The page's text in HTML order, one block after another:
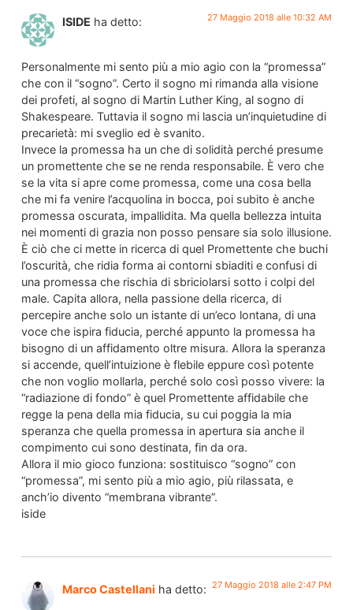
ISIDE ha detto: 27 Maggio 2018 alle 10:32 AM
Personalmente mi sento più a mio agio con la “promessa”
che con il “sogno”. Certo il sogno mi rimanda alla visione
dei profeti, al sogno di Martin Luther King, al sogno di
Shakespeare. Tuttavia il sogno mi lascia un’inquietudine di
precarietà: mi sveglio ed è svanito.
Invece la promessa ha un che di solidità perché presume
un promettente che se ne renda responsabile. È vero che
se la vita si apre come promessa, come una cosa bella
che mi fa venire l’acquolina in bocca, poi subito è anche
promessa oscurata, impallidita. Ma quella bellezza intuita
nei momenti di grazia non posso pensare sia solo illusione.
È ciò che ci mette in ricerca di quel Promettente che buchi
l’oscurità, che ridia forma ai contorni sbiaditi e confusi di
una promessa che rischia di sbriciolarsi sotto i colpi del
male. Capita allora, nella passione della ricerca, di
percepire anche solo un istante di un’eco lontana, di una
voce che ispira fiducia, perché appunto la promessa ha
bisogno di un affidamento oltre misura. Allora la speranza
si accende, quell’intuizione è flebile eppure così potente
che non voglio mollarla, perché solo così posso vivere: la
“radiazione di fondo” è quel Promettente affidabile che
regge la pena della mia fiducia, su cui poggia la mia
speranza che quella promessa in apertura sia anche il
compimento cui sono destinata, fin da ora.
Allora il mio gioco funziona: sostituisco “sogno” con
“promessa”, mi sento più a mio agio, più rilassata, e
anch’io divento “membrana vibrante”.
iside
Marco Castellani ha detto: 27 Maggio 2018 alle 2:47 PM